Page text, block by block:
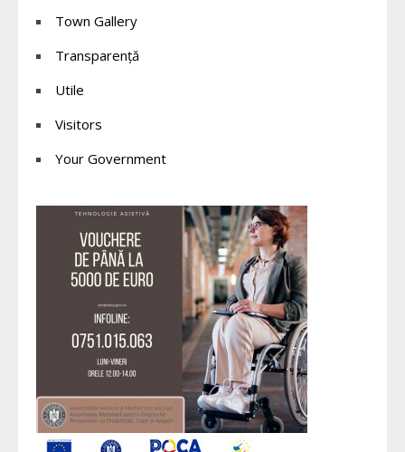
Town Gallery
Transparență
Utile
Visitors
Your Government